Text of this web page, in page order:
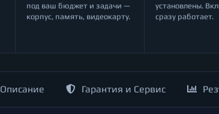
под ваш бюджет и задачи —
корпус, память, видеокарту.
установлены.
сразу работает.
Описание Гарантия и Сервис